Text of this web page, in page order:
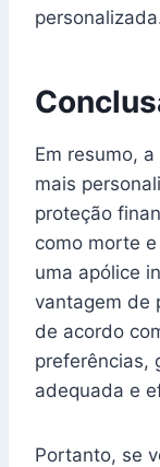
Em resumo,
mais
proteção
como morte
uma apólice
vantagem de
de acordo
preferências,
adequada e
Portanto, se